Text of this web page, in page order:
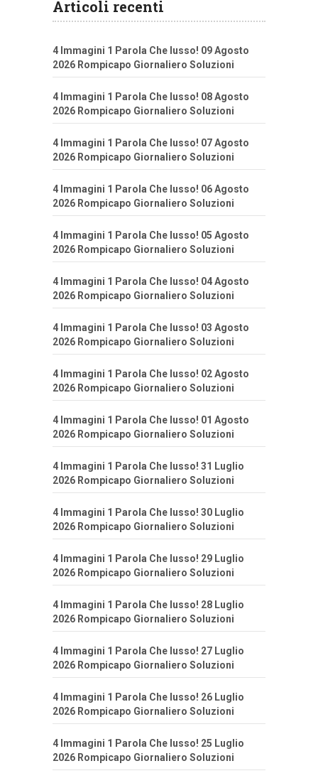
Articoli recenti
4 Immagini 1 Parola Che lusso! 09 Agosto
2026 Rompicapo Giornaliero Soluzioni
4 Immagini 1 Parola Che lusso! 08 Agosto
2026 Rompicapo Giornaliero Soluzioni
4 Immagini 1 Parola Che lusso! 07 Agosto
2026 Rompicapo Giornaliero Soluzioni
4 Immagini 1 Parola Che lusso! 06 Agosto
2026 Rompicapo Giornaliero Soluzioni
4 Immagini 1 Parola Che lusso! 05 Agosto
2026 Rompicapo Giornaliero Soluzioni
4 Immagini 1 Parola Che lusso! 04 Agosto
2026 Rompicapo Giornaliero Soluzioni
4 Immagini 1 Parola Che lusso! 03 Agosto
2026 Rompicapo Giornaliero Soluzioni
4 Immagini 1 Parola Che lusso! 02 Agosto
2026 Rompicapo Giornaliero Soluzioni
4 Immagini 1 Parola Che lusso! 01 Agosto
2026 Rompicapo Giornaliero Soluzioni
4 Immagini 1 Parola Che lusso! 31 Luglio
2026 Rompicapo Giornaliero Soluzioni
4 Immagini 1 Parola Che lusso! 30 Luglio
2026 Rompicapo Giornaliero Soluzioni
4 Immagini 1 Parola Che lusso! 29 Luglio
2026 Rompicapo Giornaliero Soluzioni
4 Immagini 1 Parola Che lusso! 28 Luglio
2026 Rompicapo Giornaliero Soluzioni
4 Immagini 1 Parola Che lusso! 27 Luglio
2026 Rompicapo Giornaliero Soluzioni
4 Immagini 1 Parola Che lusso! 26 Luglio
2026 Rompicapo Giornaliero Soluzioni
4 Immagini 1 Parola Che lusso! 25 Luglio
2026 Rompicapo Giornaliero Soluzioni